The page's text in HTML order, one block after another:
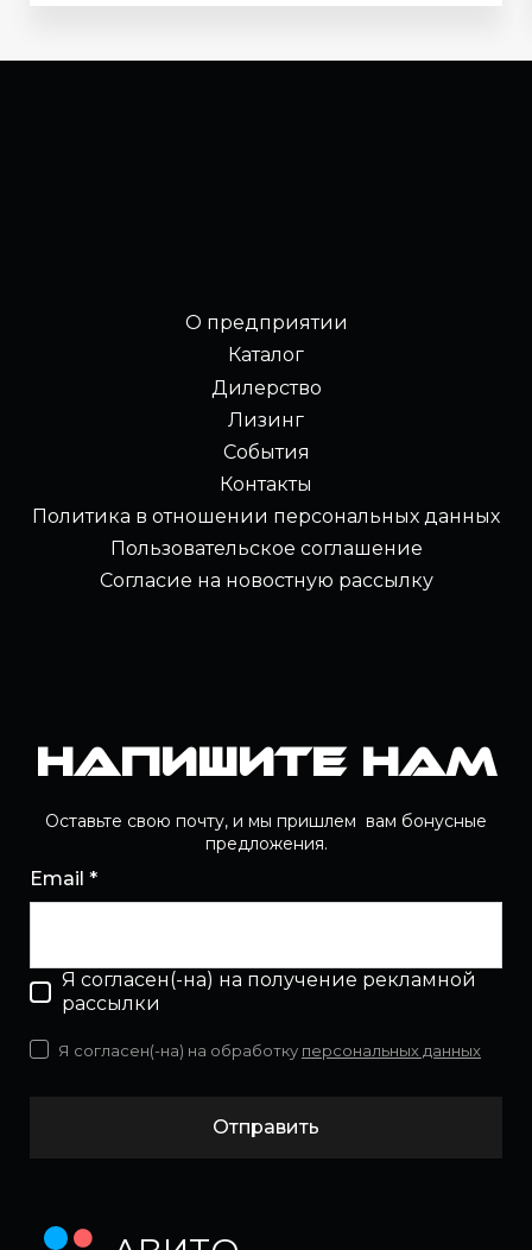
О предприятии
Каталог
Дилерство
Лизинг
События
Контакты
Политика в отношении персональных данных
Пользовательское соглашение
Согласие на новостную рассылку
Напишите нам
Оставьте свою почту, и мы пришлем вам бонусные
предложения.
Email *
Я согласен(-на) на получение рекламной
рассылки
Отправить
Я согласен(-на) на обработку персональных данных